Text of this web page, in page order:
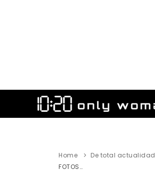
Home De total actualidad
FOTOS…